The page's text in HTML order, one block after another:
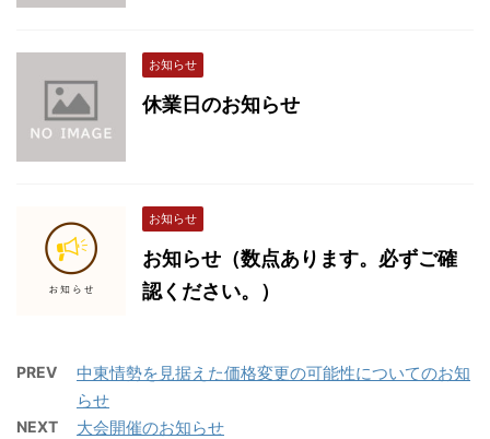
お知らせ
休業日のお知らせ
お知らせ
お知らせ（数点あります。必ずご確
認ください。）
PREV
中東情勢を見据えた価格変更の可能性についてのお知
らせ
NEXT 大会開催のお知らせ